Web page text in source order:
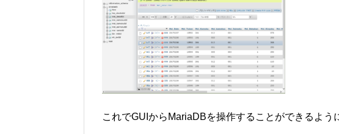
これでGUIからMariaDBを操作することができるよう